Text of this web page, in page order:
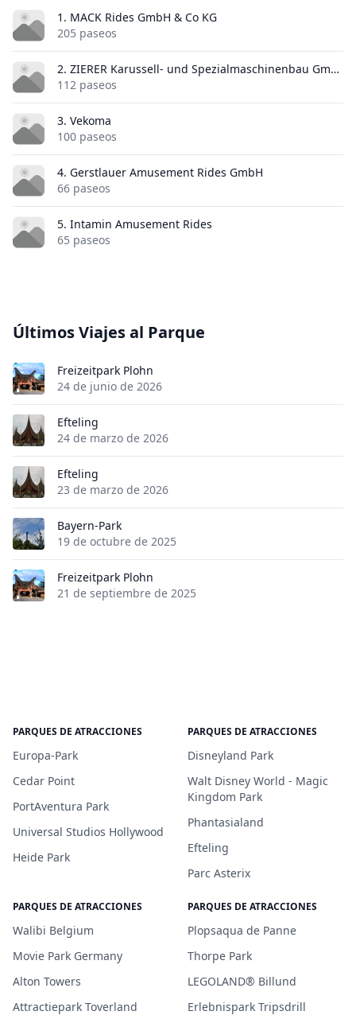
1. MACK Rides GmbH & Co KG
205 paseos
2. ZIERER Karussell- und Spezialmaschinenbau GmbH & Co. KG
112 paseos
3. Vekoma
100 paseos
4. Gerstlauer Amusement Rides GmbH
66 paseos
5. Intamin Amusement Rides
65 paseos
Últimos Viajes al Parque
Freizeitpark Plohn
24 de junio de 2026
Efteling
24 de marzo de 2026
Efteling
23 de marzo de 2026
Bayern-Park
19 de octubre de 2025
Freizeitpark Plohn
21 de septiembre de 2025
PARQUES DE ATRACCIONES
Europa-Park
Cedar Point
PortAventura Park
Universal Studios Hollywood
Heide Park
PARQUES DE ATRACCIONES
Disneyland Park
Walt Disney World - Magic
Kingdom Park
Phantasialand
Efteling
Parc Asterix
PARQUES DE ATRACCIONES
Walibi Belgium
Movie Park Germany
Alton Towers
Attractiepark Toverland
PARQUES DE ATRACCIONES
Plopsaqua de Panne
Thorpe Park
LEGOLAND® Billund
Erlebnispark Tripsdrill